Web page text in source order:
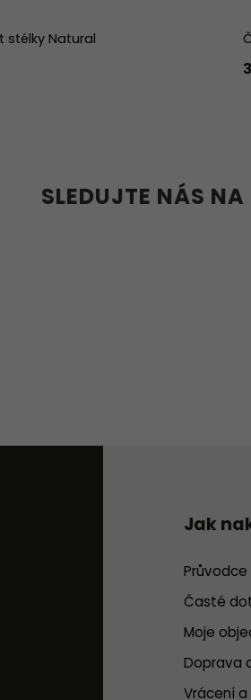
stélky Natural
SLEDUJTE NÁS
Jak
Časté
Moje
Doprava
Vrácení